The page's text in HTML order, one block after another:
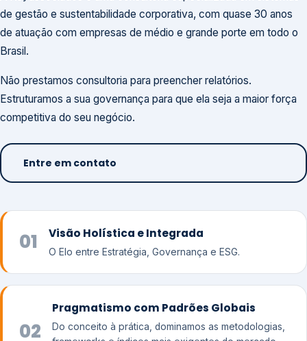
de gestão e sustentabilidade corporativa, com quase 30 anos
de atuação com empresas de médio e grande porte em todo o
Brasil.
Não prestamos consultoria para preencher relatórios.
Estruturamos a sua governança para que ela seja a maior força
competitiva do seu negócio.
Entre em contato
01 Visão Holística e Integrada
O Elo entre Estratégia, Governança e ESG.
02
Pragmatismo com Padrões Globais
Do conceito à prática, dominamos as metodologias,